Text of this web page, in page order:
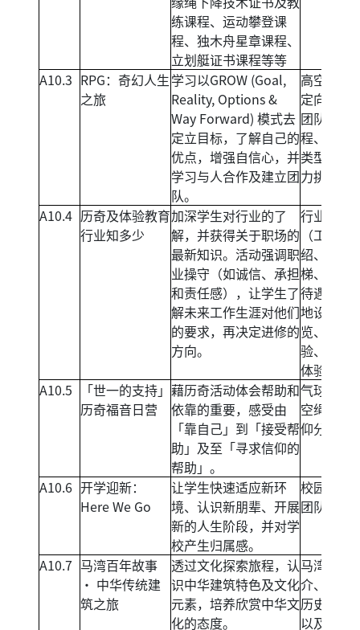
练课程、运动攀登课
程、独木舟星章课程、
立划艇证书课程等等
A10.3 RPG：奇幻人生
之旅
学习以GROW (Goal,
Reality, Options &
Way Forward) 模式去
定立目标，了解自己的
优点，增强自信心，并
学习与人合作及建立团
队。
高空攀登
定向闯关
团队扎作
程、及不
类型斗智
力挑战。
A10.4 历奇及体验教育
行业知多少
加深学生对行业的了
解，并获得关于职场的
最新知识。活动强调职
业操守（如诚信、承担
和责任感），让学生了
解未来工作生涯对他们
的要求，再决定进修的
方向。
行业介绍
（工作介
绍、晋升
梯、资格
待遇）、
地设施导
览、挑战
验、学徒
体验。
A10.5
「世一的支持」
历奇福音日营
藉历奇活动体会帮助和
依靠的重要，感受由
「靠自己」到「接受帮
助」及至「寻求信仰的
帮助」。
气球床、
空绳网、
仰分享。
A10.6 开学迎新：
Here We Go
让学生快速适应新环
境、认识新朋辈、开展
新的人生阶段，并对学
校产生归属感。
校园定向
团队任务
A10.7 马湾百年故事
‧ 中华传统建
筑之旅
透过文化探索旅程，认
识中华建筑特色及文化
元素，培养欣赏中华文
化的态度。
马湾历史
介、文化
历史导赏
以及互动